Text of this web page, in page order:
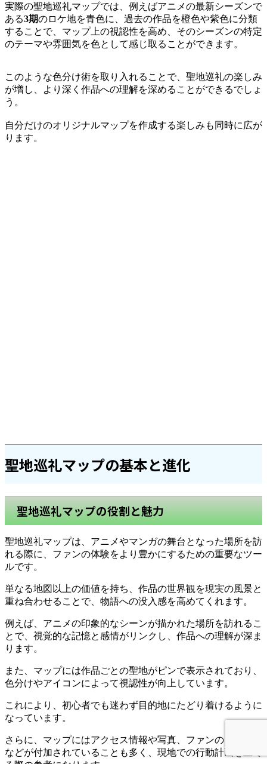
実際の聖地巡礼マップでは、例えばアニメの最新シーズンで
ある3期のロケ地を青色に、過去の作品を橙色や紫色に分類
することで、マップ上の視認性を高め、そのシーズンの特定
のテーマや雰囲気を色として感じ取ることができます。
このような色分け術を取り入れることで、聖地巡礼の楽しみ
が増し、より深く作品への理解を深めることができるでしょ
う。
自分だけのオリジナルマップを作成する楽しみも同時に広が
ります。
聖地巡礼マップの基本と進化
聖地巡礼マップの役割と魅力
聖地巡礼マップは、アニメやマンガの舞台となった場所を訪
れる際に、ファンの体験をより豊かにするための重要なツー
ルです。
単なる地図以上の価値を持ち、作品の世界観を現実の風景と
重ね合わせることで、物語への没入感を高めてくれます。
例えば、アニメの印象的なシーンが描かれた場所を訪れるこ
とで、視覚的な記憶と感情がリンクし、作品への理解が深ま
ります。
また、マップには作品ごとの聖地がピンで表示されており、
色分けやアイコンによって視認性が向上しています。
これにより、初心者でも迷わず目的地にたどり着けるように
なっています。
さらに、マップにはアクセス情報や写真、ファンのコメント
などが付加されていることも多く、現地での行動計画を立て